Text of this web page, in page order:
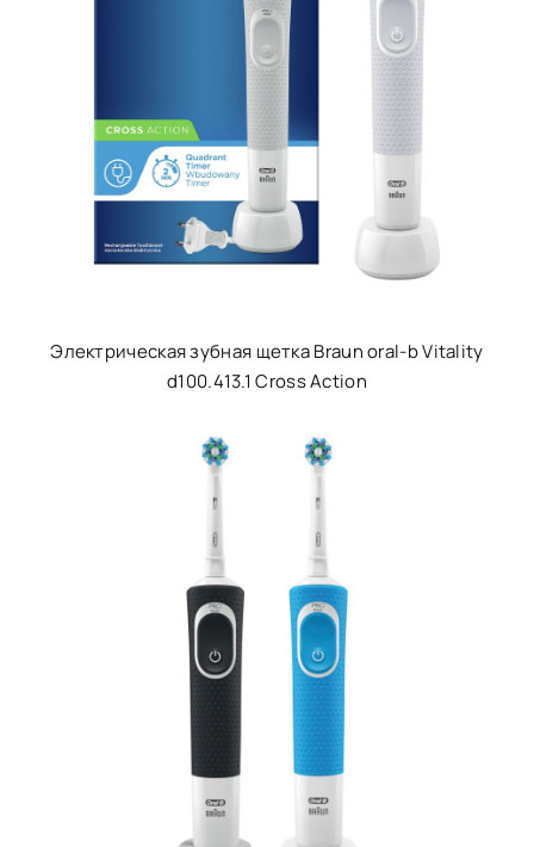
Электрическая зубная щетка Braun oral-b Vitality
d100.413.1 Cross Action